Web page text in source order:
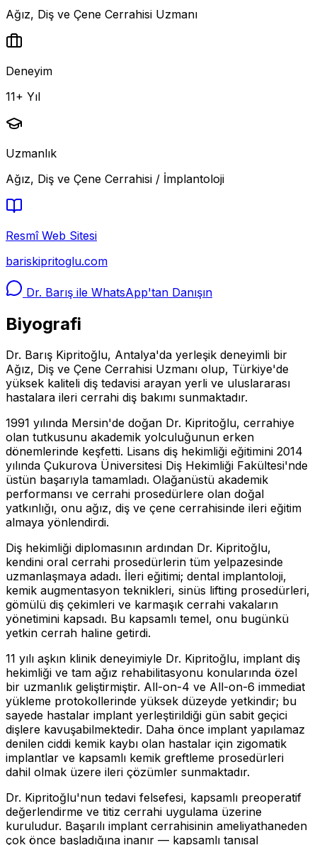
Ağız, Diş ve Çene Cerrahisi Uzmanı
Deneyim
11+ Yıl
Uzmanlık
Ağız, Diş ve Çene Cerrahisi / İmplantoloji
Resmî Web Sitesi
bariskipritoglu.com
Dr. Barış ile WhatsApp'tan Danışın
Biyografi
Dr. Barış Kipritoğlu, Antalya'da yerleşik deneyimli bir
Ağız, Diş ve Çene Cerrahisi Uzmanı olup, Türkiye'de
yüksek kaliteli diş tedavisi arayan yerli ve uluslararası
hastalara ileri cerrahi diş bakımı sunmaktadır.
1991 yılında Mersin'de doğan Dr. Kipritoğlu, cerrahiye
olan tutkusunu akademik yolculuğunun erken
dönemlerinde keşfetti. Lisans diş hekimliği eğitimini 2014
yılında Çukurova Üniversitesi Diş Hekimliği Fakültesi'nde
üstün başarıyla tamamladı. Olağanüstü akademik
performansı ve cerrahi prosedürlere olan doğal
yatkınlığı, onu ağız, diş ve çene cerrahisinde ileri eğitim
almaya yönlendirdi.
Diş hekimliği diplomasının ardından Dr. Kipritoğlu,
kendini oral cerrahi prosedürlerin tüm yelpazesinde
uzmanlaşmaya adadı. İleri eğitimi; dental implantoloji,
kemik augmentasyon teknikleri, sinüs lifting prosedürleri,
gömülü diş çekimleri ve karmaşık cerrahi vakaların
yönetimini kapsadı. Bu kapsamlı temel, onu bugünkü
yetkin cerrah haline getirdi.
11 yılı aşkın klinik deneyimiyle Dr. Kipritoğlu, implant diş
hekimliği ve tam ağız rehabilitasyonu konularında özel
bir uzmanlık geliştirmiştir. All-on-4 ve All-on-6 immediat
yükleme protokollerinde yüksek düzeyde yetkindir; bu
sayede hastalar implant yerleştirildiği gün sabit geçici
dişlere kavuşabilmektedir. Daha önce implant yapılamaz
denilen ciddi kemik kaybı olan hastalar için zigomatik
implantlar ve kapsamlı kemik greftleme prosedürleri
dahil olmak üzere ileri çözümler sunmaktadır.
Dr. Kipritoğlu'nun tedavi felsefesi, kapsamlı preoperatif
değerlendirme ve titiz cerrahi uygulama üzerine
kuruludur. Başarılı implant cerrahisinin ameliyathaneden
çok önce başladığına inanır — kapsamlı tanısal